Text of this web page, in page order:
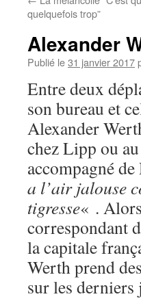
quelquefois trop”
Alexander
Publié le31 janvier 2017
Entre deux
son bureau et
Alexander
chez Lipp ou
accompagné
a l’air jalouse
tigresse« .
correspondant
la capitale
Werth prend
sur les derniers